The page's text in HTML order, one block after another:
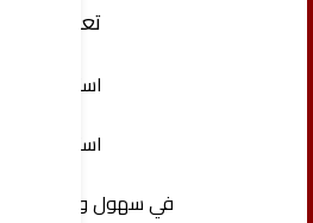
‏تعال
استرح
‏استرخِ
في سهول ووديان قلبي